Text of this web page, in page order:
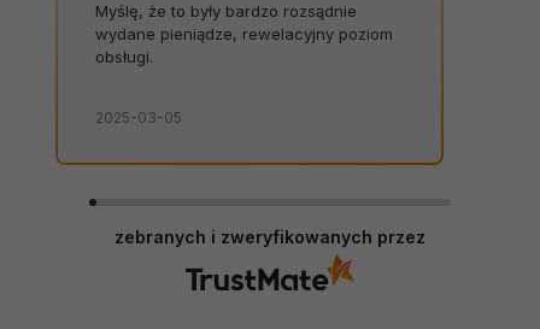
Myślę, że to były bardzo rozsądnie
wydane pieniądze, rewelacyjny poziom
obsługi.
2025-03-05
zebranych i zweryfikowanych przez